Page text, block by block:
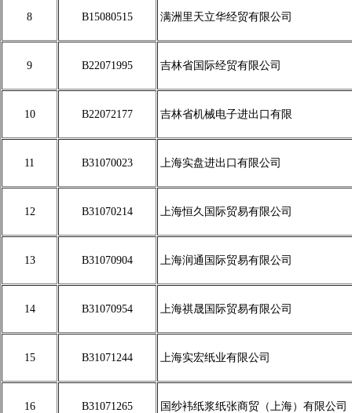
8 B15080515 满洲里天立华经贸有限公司
9 B22071995 吉林省国际经贸有限公司
10 B22072177 吉林省机械电子进出口有限
11 B31070023 上海实盘进出口有限公司
12 B31070214 上海恒久国际贸易有限公司
13 B31070904 上海润通国际贸易有限公司
14 B31070954 上海祺晟国际贸易有限公司
15 B31071244 上海实宏纸业有限公司
16 B31071265 国纱袆纸浆纸张商贸（上海）有限公司